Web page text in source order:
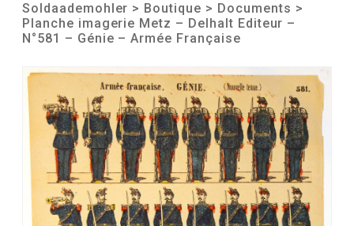
Soldaademohler > Boutique > Documents >
Planche imagerie Metz – Delhalt Editeur –
N°581 – Génie – Armée Française